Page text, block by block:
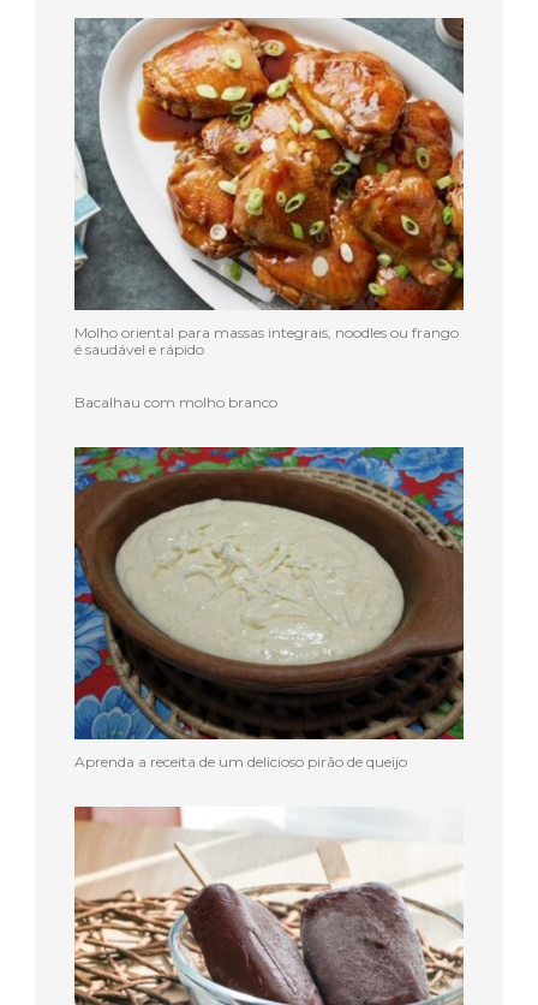
Molho oriental para massas integrais, noodles ou frango
é saudável e rápido
Bacalhau com molho branco
Aprenda a receita de um delicioso pirão de queijo